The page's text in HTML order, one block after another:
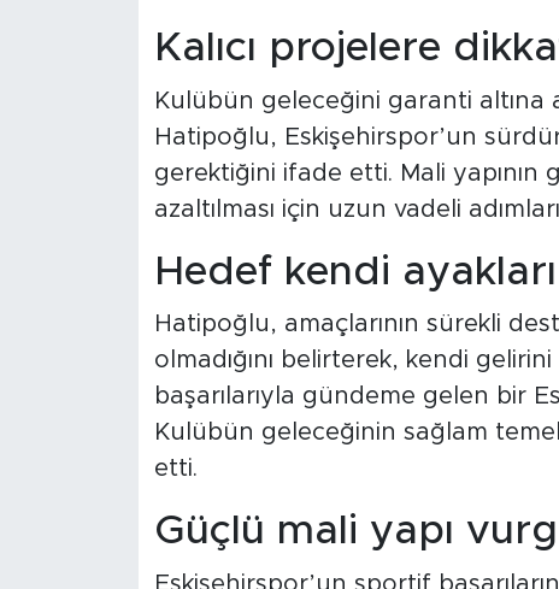
Kalıcı projelere
Kulübün geleceğini garanti
Hatipoğlu, Eskişehirspor’un
gerektiğini ifade etti. Mali
azaltılması için uzun vadeli
Hedef kendi
Hatipoğlu, amaçlarının sürekli
olmadığını belirterek, kendi
başarılarıyla gündeme gelen bir
Kulübün geleceğinin sağlam
etti.
Güçlü mali yapı
Eskişehirspor’un sportif